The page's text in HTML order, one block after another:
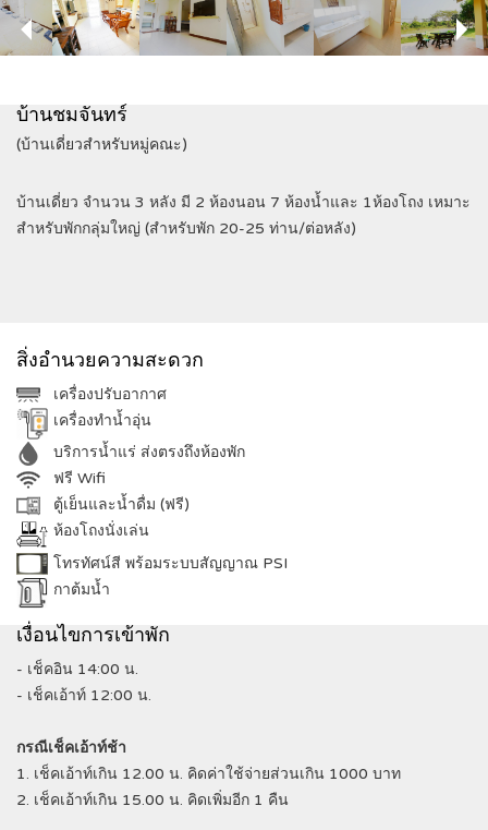
บ้านชมจันทร์
(บ้านเดี่ยวสำหรับหมู่คณะ)
บ้านเดี่ยว จำนวน 3 หลัง มี 2 ห้องนอน 7 ห้องน้ำและ 1ห้องโถง เหมาะ
สำหรับพักกลุ่มใหญ่ (สำหรับพัก 20-25 ท่าน/ต่อหลัง)
สิ่งอำนวยความสะดวก
เครื่องปรับอากาศ
เครื่องทำน้ำอุ่น
บริการน้ำแร่ ส่งตรงถึงห้องพัก
ฟรี Wifi
ตู้เย็นและน้ำดื่ม (ฟรี)
ห้องโถงนั่งเล่น
โทรทัศน์สี พร้อมระบบสัญญาณ PSI
กาต้มน้ำ
เงื่อนไขการเข้าพัก
- เช็คอิน 14:00 น.
- เช็คเอ้าท์ 12:00 น.
กรณีเช็คเอ้าท์ช้า
1. เช็คเอ้าท์เกิน 12.00 น. คิดค่าใช้จ่ายส่วนเกิน 1000 บาท
2. เช็คเอ้าท์เกิน 15.00 น. คิดเพิ่มอีก 1 คืน